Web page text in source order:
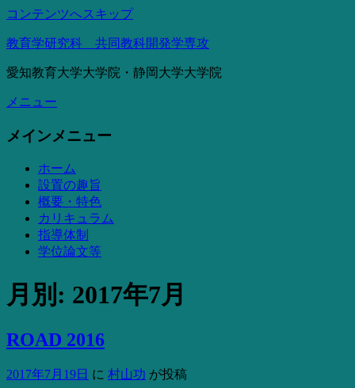
コンテンツへスキップ
教育学研究科 共同教科開発学専攻
愛知教育大学大学院・静岡大学大学院
メニュー
メインメニュー
ホーム
設置の趣旨
概要・特色
カリキュラム
指導体制
学位論文等
月別: 2017年7月
ROAD 2016
2017年7月19日 に 村山功 が投稿